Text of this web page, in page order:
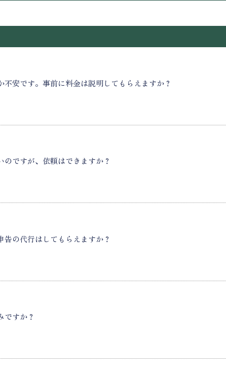
不安です。事前に料金は説明してもらえますか？
ですが、依頼はできますか？
の代行はしてもらえますか？
ですか？